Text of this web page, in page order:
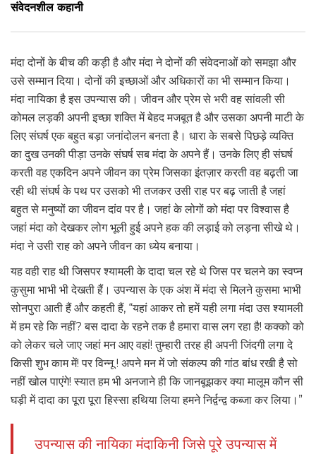
संवेदनशील कहानी
मंदा दोनों के बीच की कड़ी है और मंदा ने दोनों की संवेदनाओं को समझा और
उसे सम्मान दिया। दोनों की इच्छाओं और अधिकारों का भी सम्मान किया।
मंदा नायिका है इस उपन्यास की। जीवन और प्रेम से भरी वह सांवली सी
कोमल लड़की अपनी इच्छा शक्ति में बेहद मजबूत है और उसका अपनी माटी के
लिए संघर्ष एक बहुत बड़ा जनांदोलन बनता है। धारा के सबसे पिछड़े व्यक्ति
का दुख उनकी पीड़ा उनके संघर्ष सब मंदा के अपने हैं। उनके लिए ही संघर्ष
करती वह एकदिन अपने जीवन का प्रेम जिसका इंतज़ार करती वह बढ़ती जा
रही थी संघर्ष के पथ पर उसको भी तजकर उसी राह पर बढ़ जाती है जहां
बहुत से मनुष्यों का जीवन दांव पर है। जहां के लोगों को मंदा पर विश्वास है
जहां मंदा को देखकर लोग भूली हुई अपने हक की लड़ाई को लड़ना सीखे थे।
मंदा ने उसी राह को अपने जीवन का ध्येय बनाया।
यह वही राह थी जिसपर श्यामली के दादा चल रहे थे जिस पर चलने का स्वप्न
कुसुमा भाभी भी देखती हैं। उपन्यास के एक अंश में मंदा से मिलने कुसमा भाभी
सोनपुरा आती हैं और कहती हैं, “यहां आकर तो हमें यही लगा मंदा उस श्यामली
में हम रहे कि नहीं? बस दादा के रहने तक है हमारा वास लग रहा है! कक्को को
को लेकर चले जाए जहां मन आए वहां! तुम्हारी तरह ही अपनी जिंदगी लगा दे
किसी शुभ काम में! पर विन्नू ! अपने मन में जो संकल्प की गांठ बांध रखी है सो
नहीं खोल पाएंगे! स्यात हम भी अनजाने ही कि जानबूझकर क्या मालूम कौन सी
घड़ी में दादा का पूरा पूरा हिस्सा हथिया लिया हमने निर्द्वन्द्व कब्जा कर लिया।”
उपन्यास की नायिका मंदाकिनी जिसे पूरे उपन्यास में